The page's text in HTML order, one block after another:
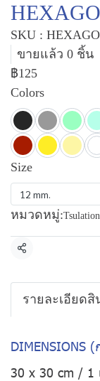
SKU :
ขายแล้ว 0 ชิ้น
฿125
Colors
Size
12 mm.
หมวดหมู่:Tsulation
แชร์
รายละเอียดสิ
DIMENSIONS
30 x 30 cm / 1